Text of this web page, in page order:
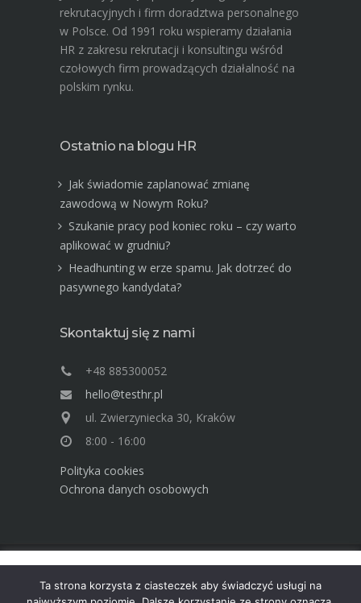
rekrutacyjnych i firm doradztwa personalnego
w Polsce. Od 1991 roku wspieramy działania
HR z zakresu rekrutacji i konsultingu wśród
czołowych firm prowadzących działalność na
polskim rynku.
Ostatnio na blogu HR
Jak świadomie zaplanować zmianę
zawodową w Nowym Roku?
Szukanie pracy pod koniec roku – czy warto
aplikować w grudniu?
Headhunting w erze spamu. Jak dotrzeć do
pasywnego kandydata?
Skontaktuj się z nami
+48 885300052
hello@testhr.pl
ul. Zwierzyniecka 30, Kraków
8:00 - 16:00
Polityka cookies
Ochrona danych osobowych
Advisory Group TEST Human Resources ©
2025
używania. Korzystając ze strony wyrażasz zgodę na używanie
Ta strona korzysta z ciasteczek aby świadczyć usługi na